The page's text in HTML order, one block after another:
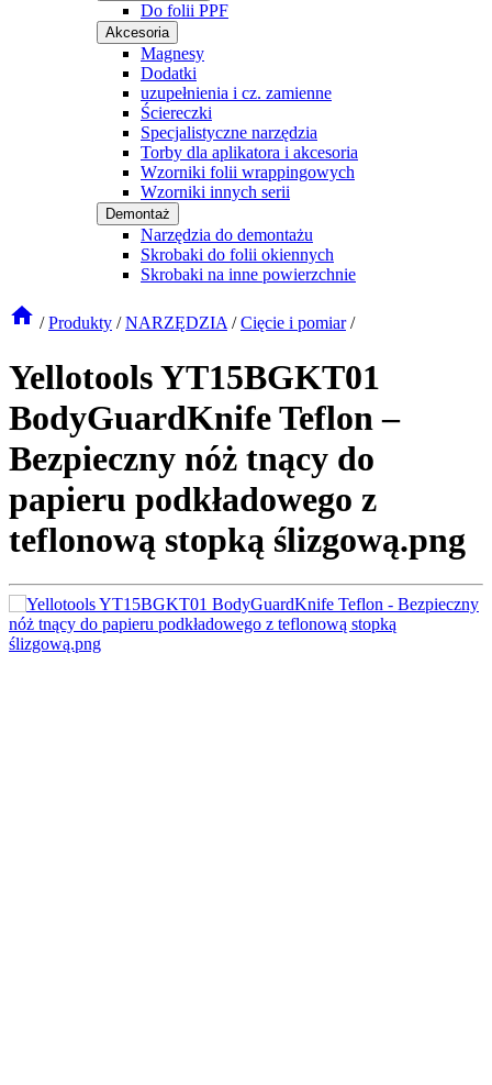
Do folii PPF
Akcesoria
Magnesy
Dodatki
uzupełnienia i cz. zamienne
Ściereczki
Specjalistyczne narzędzia
Torby dla aplikatora i akcesoria
Wzorniki folii wrappingowych
Wzorniki innych serii
Demontaż
Narzędzia do demontażu
Skrobaki do folii okiennych
Skrobaki na inne powierzchnie
/ Produkty / NARZĘDZIA / Cięcie i pomiar /
Yellotools YT15BGKT01
BodyGuardKnife Teflon –
Bezpieczny nóż tnący do
papieru podkładowego z
teflonową stopką ślizgową.png